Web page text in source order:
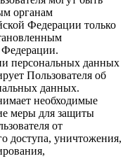
органам
Федерации только
Федерации.
персональных данных
Пользователя об
данных.
необходимые
меры для защиты
от
доступа, уничтожения,